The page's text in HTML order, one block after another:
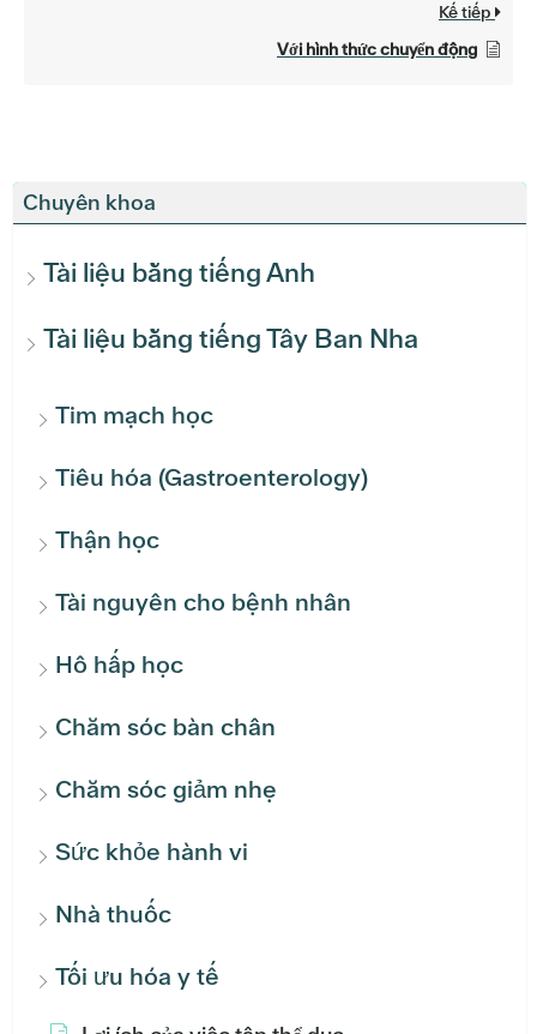
Chuyên khoa
Tài liệu bằng tiếng Anh
Tài liệu bằng tiếng Tây Ban Nha
Tim mạch học
Tiêu hóa (Gastroenterology)
Thận học
Tài nguyên cho bệnh nhân
Hô hấp học
Chăm sóc bàn chân
Chăm sóc giảm nhẹ
Sức khỏe hành vi
Nhà thuốc
Tối ưu hóa y tế
Kế tiếp
Với hình thức chuyển động